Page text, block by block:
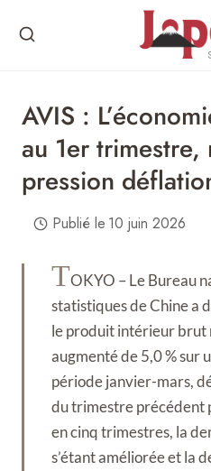
AVIS :
au 1er trimestre,
pression
Publié le 10 juin 2026
TOKYO – Le Bureau
statistiques de Chine a
le produit intérieur brut
augmenté de 5,0 % sur
période janvier-mars,
du trimestre précédent
en cinq trimestres, la
s’étant améliorée et la